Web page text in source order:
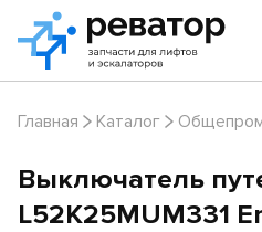
Главная Каталог
Выключатель
L52K25MUM331